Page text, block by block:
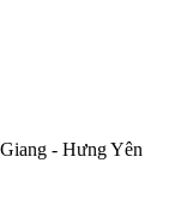
- Hưng Yên